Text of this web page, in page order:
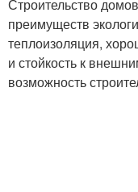
Строительство
преимуществ
теплоизоляция,
и стойкость к
возможность